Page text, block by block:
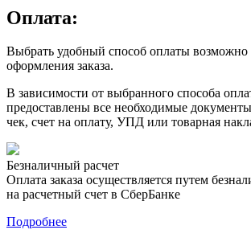
Оплата:
Выбрать удобный способ оплаты возможно
оформления заказа.
В зависимости от выбранного способа
предоставлены все необходимые
чек, счет на оплату, УПД или товарная
Безналичный расчет
Оплата заказа осуществляется путем
на расчетный счет в СберБанке
Подробнее